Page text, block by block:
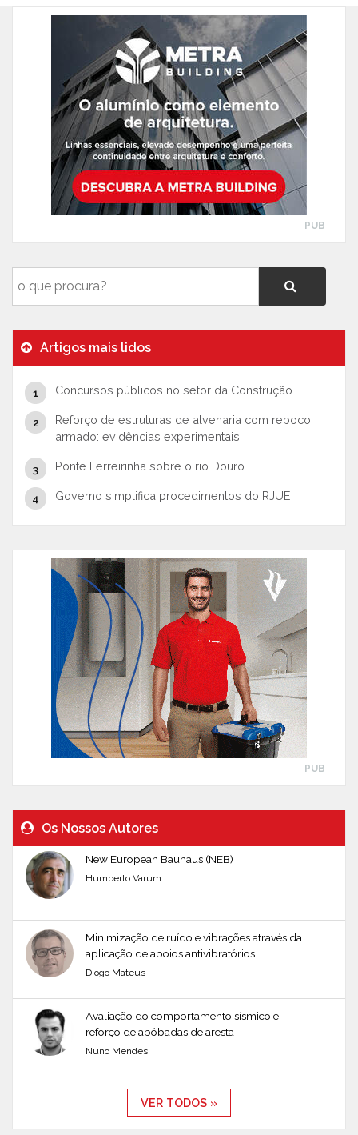
PUB
Artigos mais lidos
Concursos públicos no setor da Construção
Reforço de estruturas de alvenaria com reboco
armado: evidências experimentais
Ponte Ferreirinha sobre o rio Douro
Governo simplifica procedimentos do RJUE
PUB
Os Nossos Autores
New European Bauhaus (NEB)
Humberto Varum
Minimização de ruído e vibrações através da
aplicação de apoios antivibratórios
Diogo Mateus
Avaliação do comportamento sísmico e
reforço de abóbadas de aresta
Nuno Mendes
VER TODOS »